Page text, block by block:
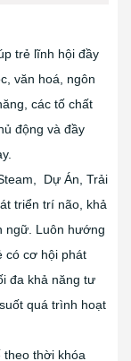
trẻ lĩnh hội đầy
văn hoá, ngôn
các tố chất
động và đầy
Dự Án, Trải
triển trí não, khả
ngữ. Luôn hướng
có cơ hội phát
đa khả năng tư
quá trình hoạt
thời khóa